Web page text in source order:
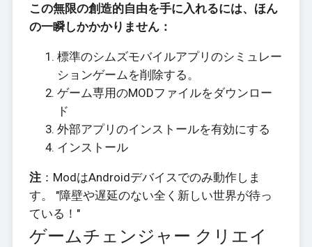
この無限の創造的自由を手に入れるには、ほん
の一瞬しかかかりません：
標準のシムズモバイルアプリのシミュレー
ションゲームを削除する。
ゲーム専用のMODファイルをダウンロー
ド
外部アプリのインストールを有効にする
インストール
注：ModはAndroidデバイスでのみ動作しま
す。 "障壁や遅延のない全く新しい世界が待っ
ている！"
ゲームチェンジャー クリエイ